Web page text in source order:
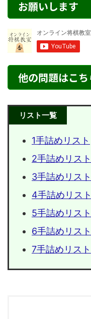
お願いします
他の問題はこち
リスト一覧
1手詰めリスト
2手詰めリスト
3手詰めリスト
4手詰めリスト
5手詰めリスト
6手詰めリスト
7手詰めリスト